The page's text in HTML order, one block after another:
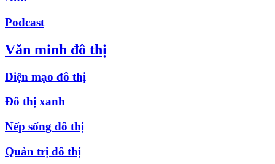
Podcast
Văn minh đô thị
Diện mạo đô thị
Đô thị xanh
Nếp sống đô thị
Quản trị đô thị